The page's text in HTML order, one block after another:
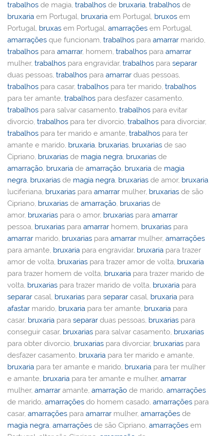
trabalhos de magia,trabalhos de bruxaria,trabalhos de
bruxaria em Portugal, bruxaria em Portugal, bruxos em
Portugal, bruxas em Portugal,amarrações em Portugal,
amarrações que funcionam,trabalhos paraamarrar marido,
trabalhos paraamarrar, homem,trabalhos paraamarrar
mulher,trabalhos para engravidar,trabalhos paraseparar
duas pessoas,trabalhos paraamarrar duas pessoas,
trabalhos para casar,trabalhos para ter marido,trabalhos
para ter amante,trabalhos para desfazer casamento,
trabalhos para salvar casamento,trabalhos para evitar
divorcio,trabalhos para ter divorcio,trabalhos para divorciar,
trabalhos para ter marido e amante,trabalhos para ter
amante e marido, bruxaria, bruxarias, bruxarias de sao
Cipriano, bruxarias de magia negra, bruxarias de
amarração, bruxaria deamarração, bruxaria de magia
negra, bruxarias de magia negra, bruxarias de amor, bruxaria
luciferiana, bruxarias paraamarrar mulher, bruxarias de são
Cipriano, bruxarias deamarração, bruxarias de
amor, bruxarias para o amor, bruxarias paraamarrar
pessoa, bruxarias paraamarrar homem, bruxarias para
amarrar marido, bruxarias paraamarrar mulher,amarrações
para amante, bruxaria para engravidar, bruxaria para trazer
amor de volta, bruxarias para trazer amor de volta, bruxaria
para trazer homem de volta, bruxaria para trazer marido de
volta, bruxarias para trazer marido de volta, bruxaria para
separar casal, bruxarias paraseparar casal, bruxaria para
afastar marido, bruxaria para ter amante, bruxaria para
casar, bruxaria paraseparar duas pessoas, bruxarias para
conseguir casar, bruxarias para salvar casamento, bruxarias
para obter divorcio, bruxarias para divorciar, bruxarias para
desfazer casamento, bruxaria para ter marido e amante,
bruxaria para ter amante e marido, bruxaria para ter mulher
e amante, bruxaria para ter amante e mulher,amarrar
mulher,amarrar amante,amarração de marido,amarrações
de marido,amarrações do homem casado,amarrações para
casar,amarrações paraamarrar mulher,amarrações de
magia negra,amarrações de são Cipriano,amarrações em